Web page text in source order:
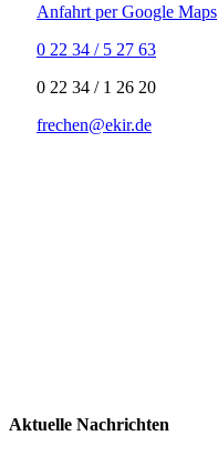
Anfahrt per Google Maps
0 22 34 / 5 27 63
‍0 22 34 / ‍1 26 20
frechen@ekir.de
Aktuelle Nachrichten